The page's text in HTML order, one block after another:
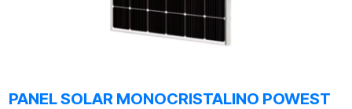
PANEL SOLAR MONOCRISTALINO POWEST